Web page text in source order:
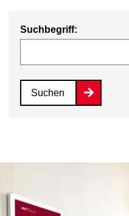
Suchbegriff:
Suchen